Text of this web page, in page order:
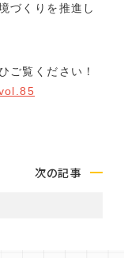
づくりを推進し
ご覧ください！
次の記事